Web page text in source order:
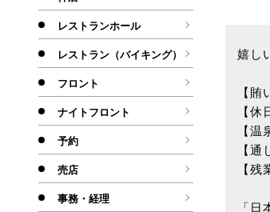
レストランホール
レストラン（バイキング）
フロント
ナイトフロント
予約
売店
事務・経理
嬉し
【
【休
【
【通
【残
「